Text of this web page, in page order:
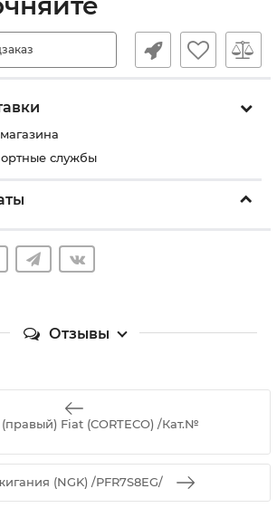
службы
Отзывы
Fiat (CORTECO) /Кат.№
(NGK) /PFR7S8EG/